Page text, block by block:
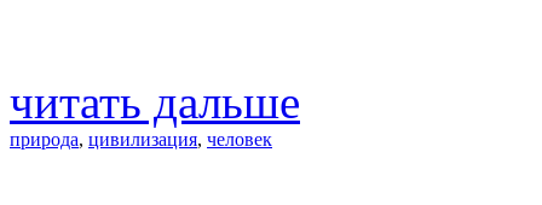
читать дальше
природа, цивилизация, человек